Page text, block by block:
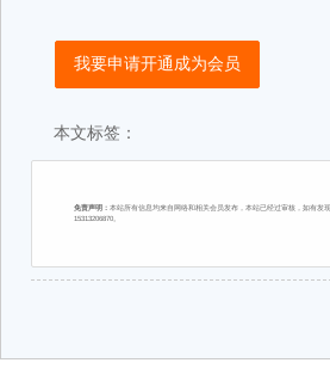
我要申请开通成为会员
本文标签：
免责声明： 本站所有信息均来自网络和相关会员发布，本站已经过审核，如有
15313206870。